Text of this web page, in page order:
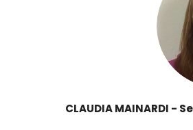
CLAUDIA MAINARDI -